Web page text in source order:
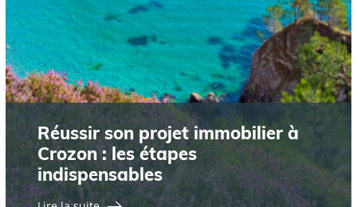
Réussir son projet immobilier à
Crozon : les étapes
indispensables